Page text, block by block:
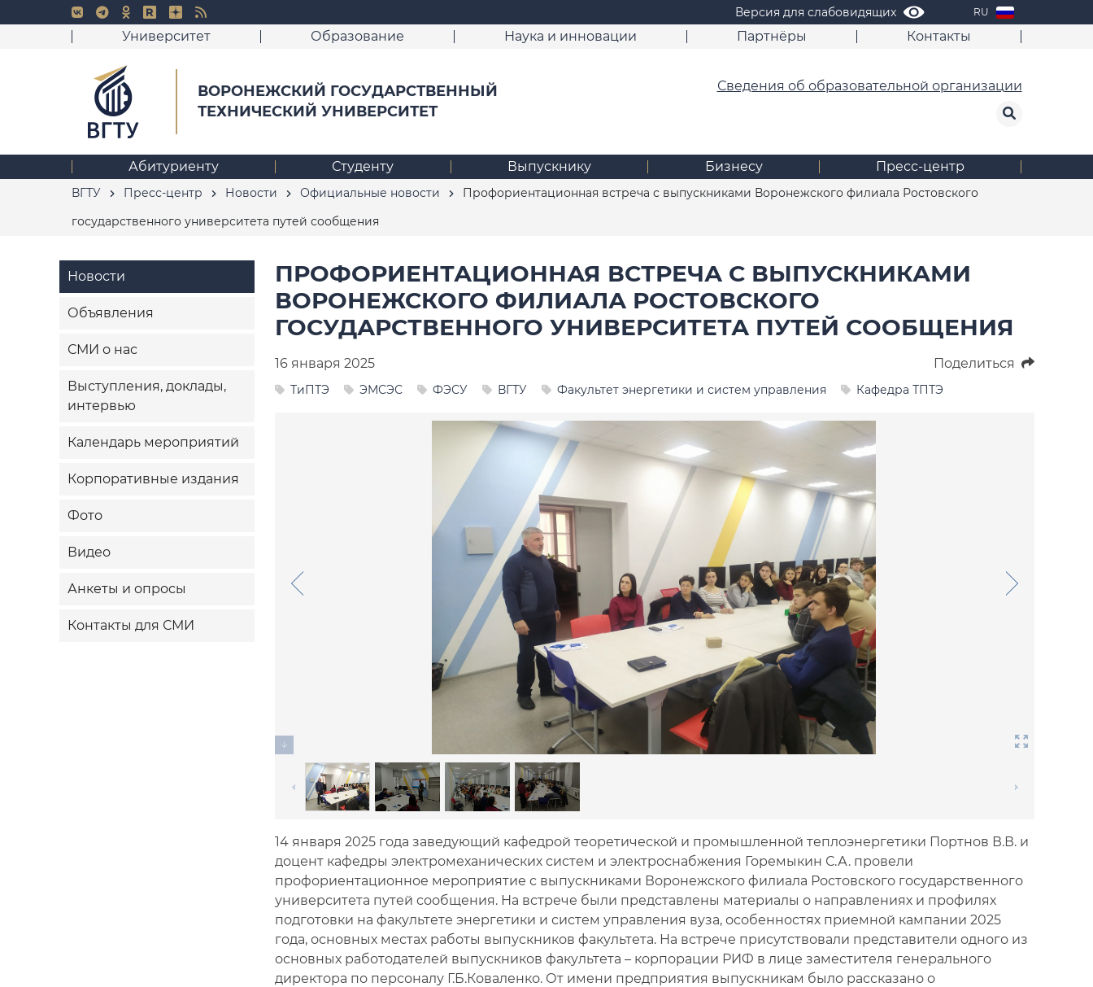
Версия для слабовидящих RU
Университет Образование Наука и инновации Партнёры Контакты
ВОРОНЕЖСКИЙ ГОСУДАРСТВЕННЫЙ
ТЕХНИЧЕСКИЙ УНИВЕРСИТЕТ
Сведения об образовательной организации
Абитуриенту Студенту Выпускнику Бизнесу Пресс-центр
ВГТУ Пресс-центр Новости Официальные новости
Профориентационная встреча с выпускниками Воронежского филиала Ростовского
государственного университета путей сообщения
Новости
Объявления
СМИ о нас
Выступления, доклады,
интервью
Календарь мероприятий
Корпоративные издания
Фото
Видео
Анкеты и опросы
Контакты для СМИ
ПРОФОРИЕНТАЦИОННАЯ ВСТРЕЧА С ВЫПУСКНИКАМИ
ВОРОНЕЖСКОГО ФИЛИАЛА РОСТОВСКОГО
ГОСУДАРСТВЕННОГО УНИВЕРСИТЕТА ПУТЕЙ СООБЩЕНИЯ
16 января 2025 Поделиться
ТиПТЭ ЭМСЭС ФЭСУ ВГТУ Факультет энергетики и систем управления Кафедра ТПТЭ
14 января 2025 года заведующий кафедрой теоретической и промышленной теплоэнергетики Портнов В.В. и
доцент кафедры электромеханических систем и электроснабжения Горемыкин С.А. провели
профориентационное мероприятие с выпускниками Воронежского филиала Ростовского государственного
университета путей сообщения. На встрече были представлены материалы о направлениях и профилях
подготовки на факультете энергетики и систем управления вуза, особенностях приемной кампании 2025
года, основных местах работы выпускников факультета. На встрече присутствовали представители одного из
основных работодателей выпускников факультета – корпорации РИФ в лице заместителя генерального
директора по персоналу Г.Б.Коваленко. От имени предприятия выпускникам было рассказано о